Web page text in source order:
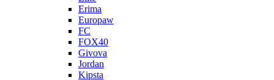
Erima
Europaw
FC
FOX40
Givova
Jordan
Kipsta